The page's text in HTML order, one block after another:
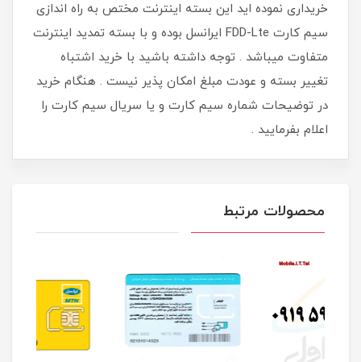
خریداری نموده اید این بسته اینترنت مختص به راه اندازی
سیم کارت FDD-Lte ایرانسل بوده و با بسته تمدید اینترنت
متفاوت میباشد . توجه داشته باشید با خرید اشتباه
تغییر بسته و عودت مبلغ امکان پذیر نیست . هنگام خرید
در توضیحات شماره سیم کارت و یا سریال سیم کارت را
اعلام بفرمایید .
محصولات مرتبط